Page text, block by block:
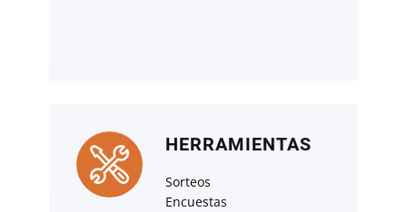
HERRAMIENTAS
Sorteos
Encuestas